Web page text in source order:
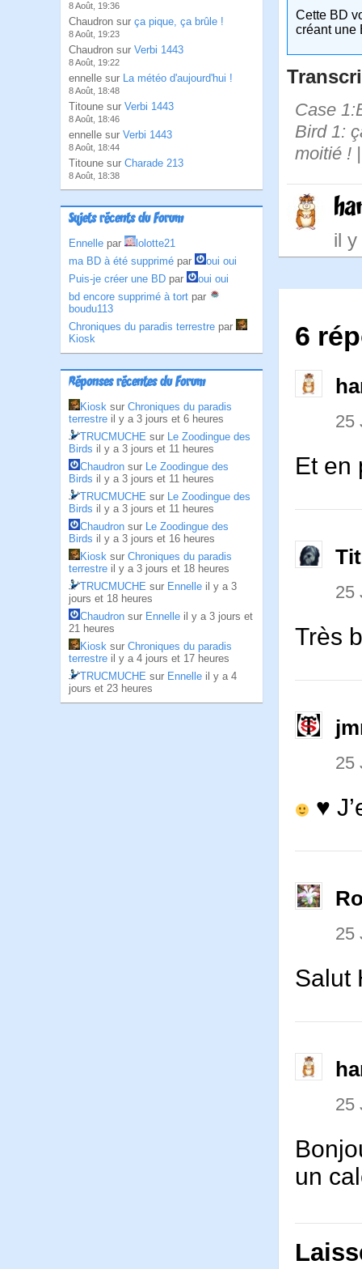
8 Août, 19:36
Chaudron sur ça pique, ça brûle !
8 Août, 19:23
Chaudron sur Verbi 1443
8 Août, 19:22
ennelle sur La météo d'aujourd'hui !
8 Août, 18:48
Titoune sur Verbi 1443
8 Août, 18:46
ennelle sur Verbi 1443
8 Août, 18:44
Titoune sur Charade 213
8 Août, 18:38
Sujets récents du Forum
Ennelle par
lolotte21
ma BD à été supprimé par
oui oui
Puis-je créer une BD par
oui oui
bd encore supprimé à tort par
boudu113
Chroniques du paradis terrestre par
Kiosk
Réponses récentes du Forum
Kiosk sur Chroniques du paradis
terrestre il y a 3 jours et 6 heures
TRUCMUCHE sur Le Zoodingue des
Birds il y a 3 jours et 11 heures
Chaudron sur Le Zoodingue des
Birds il y a 3 jours et 11 heures
TRUCMUCHE sur Le Zoodingue des
Birds il y a 3 jours et 11 heures
Chaudron sur Le Zoodingue des
Birds il y a 3 jours et 16 heures
Kiosk sur Chroniques du paradis
terrestre il y a 3 jours et 18 heures
TRUCMUCHE sur Ennelle il y a 3
jours et 18 heures
Chaudron sur Ennelle il y a 3 jours et
21 heures
Kiosk sur Chroniques du paradis
terrestre il y a 4 jours et 17 heures
TRUCMUCHE sur Ennelle il y a 4
jours et 23 heures
Cette BD
créant une
Case
Bird 1:
moitié !
il y
6
25
Et en
25
Très
25
♥
25
Salut
25
un